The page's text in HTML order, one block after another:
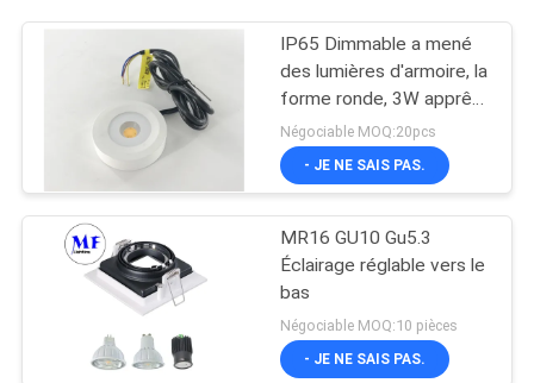
IP65 Dimmable a mené
des lumières d'armoire, la
forme ronde, 3W apprête
de mini downlights
montés
Négociable MOQ:20pcs
- JE NE SAIS PAS.
MR16 GU10 Gu5.3
Éclairage réglable vers le
bas
Négociable MOQ:10 pièces
- JE NE SAIS PAS.